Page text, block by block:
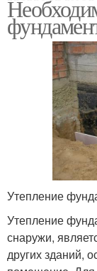
Утепление
Утепление
снаружи,
других зданий,